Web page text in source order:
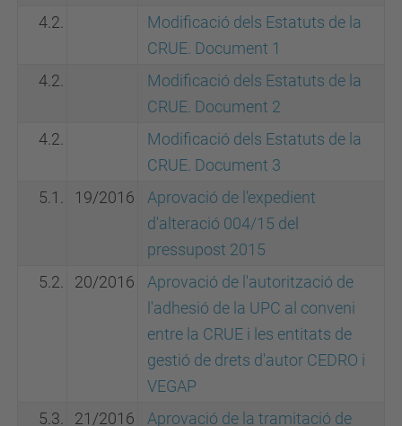
4.2.
Modificació dels Estatuts de la
CRUE. Document 1
4.2.
Modificació dels Estatuts de la
CRUE. Document 2
4.2.
Modificació dels Estatuts de la
CRUE. Document 3
5.1.
19/2016
Aprovació de l'expedient
d'alteració 004/15 del
pressupost 2015
5.2.
20/2016
Aprovació de l'autorització de
l'adhesió de la UPC al conveni
entre la CRUE i les entitats de
gestió de drets d'autor CEDRO i
VEGAP
5.3.
21/2016 Aprovació de la tramitació de